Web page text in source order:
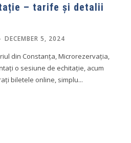
– tarife și detalii
DECEMBER 5, 2024
din Constanța, Microrezervația,
o sesiune de echitație, acum
biletele online, simplu...